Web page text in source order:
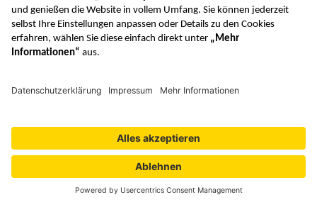
VERTRAG WIDERRUFEN
Datenschutzeinstellungen Barrierefreiheit Lizenzbedingungen
Datenschutz Unsere AGB